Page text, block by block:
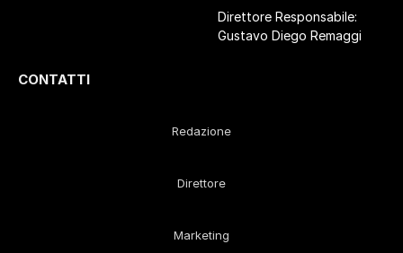
Direttore Responsabile:
Gustavo Diego Remaggi
CONTATTI
Redazione
Direttore
Marketing